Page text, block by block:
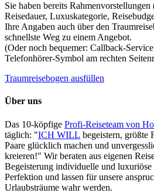
Sie haben bereits Rahmenvorstellungen
Reisedauer, Luxuskategorie,
Ihre Angaben auch über den
schnellste Weg zu einem Angebot.
(Oder noch bequemer: Callback-
Telefonhörer-Symbol am rechten
Traumreisebogen ausfüllen
Über uns
Das 10-köpfige Profi-Reiseteam von
täglich: "ICH WILL begeistern, größte
Paare glücklich machen und
kreieren!" Wir beraten aus eigenen
Begeisterung individuelle und luxuriöse
Perfektion und lassen für unsere
Urlaubsträume wahr werden.